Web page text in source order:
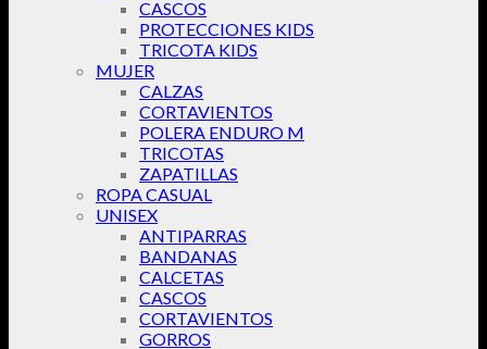
CASCOS
PROTECCIONES KIDS
TRICOTA KIDS
MUJER
CALZAS
CORTAVIENTOS
POLERA ENDURO M
TRICOTAS
ZAPATILLAS
ROPA CASUAL
UNISEX
ANTIPARRAS
BANDANAS
CALCETAS
CASCOS
CORTAVIENTOS
GORROS